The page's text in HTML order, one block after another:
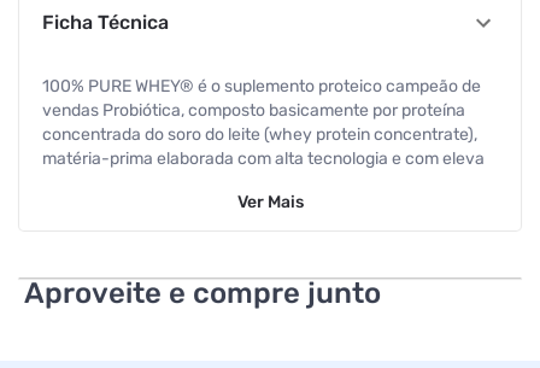
Ficha Técnica
100% PURE WHEY® é o suplemento proteico campeão de
vendas Probiótica, composto basicamente por proteína
concentrada do soro do leite (whey protein concentrate),
matéria-prima elaborada com alta tecnologia e com eleva
100% PURE WHEY® é indicado para ser tomado antes e/ou
¿ 21g de proteína por porção
Ver Mais
Aproveite e compre junto